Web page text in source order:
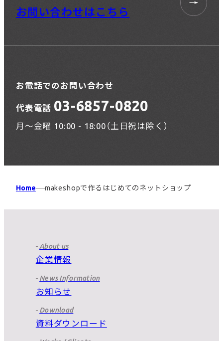
お問い合わせはこちら
お電話でのお問い合わせ
代表電話 03-6857-0820
月〜金曜 10:00 - 18:00（土日祝は除く）
Home makeshopで作るはじめてのネットショップ
About us
企業情報
News Information
お知らせ
Download
資料ダウンロード